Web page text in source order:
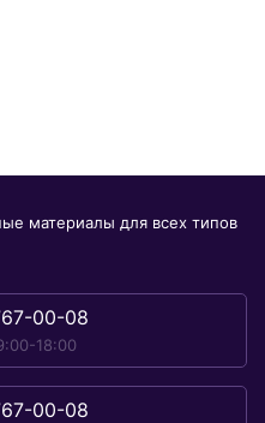
материалы для всех типов
00-08
18:00
00-08